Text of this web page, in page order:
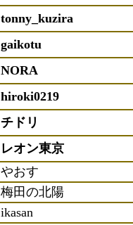
tonny_kuzira
gaikotu
NORA
hiroki0219
チドリ
レオン東京
やおす
梅田の北陽
ikasan